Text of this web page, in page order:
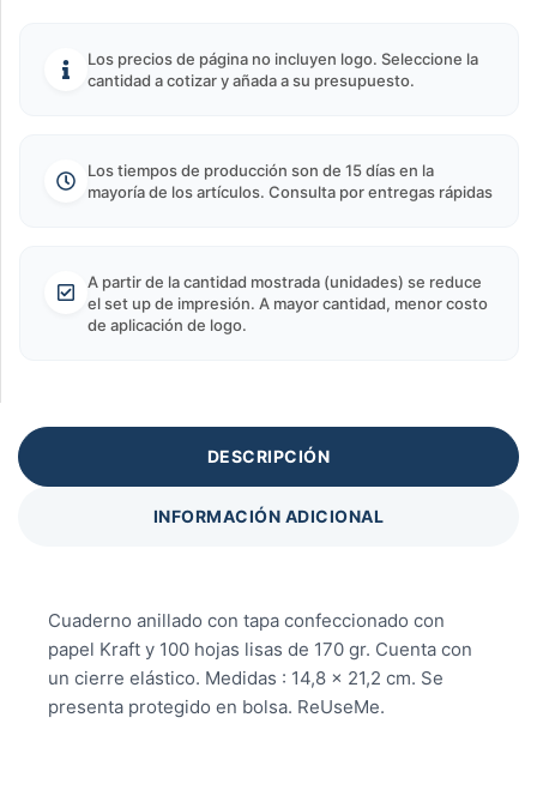
Los precios de página no incluyen logo. Seleccione la
cantidad a cotizar y añada a su presupuesto.
Los tiempos de producción son de 15 días en la
mayoría de los artículos. Consulta por entregas rápidas
A partir de la cantidad mostrada (unidades) se reduce
el set up de impresión. A mayor cantidad, menor costo
de aplicación de logo.
DESCRIPCIÓN
INFORMACIÓN ADICIONAL
Cuaderno anillado con tapa confeccionado con
papel Kraft y 100 hojas lisas de 170 gr. Cuenta con
un cierre elástico. Medidas : 14,8 x 21,2 cm. Se
presenta protegido en bolsa. ReUseMe.